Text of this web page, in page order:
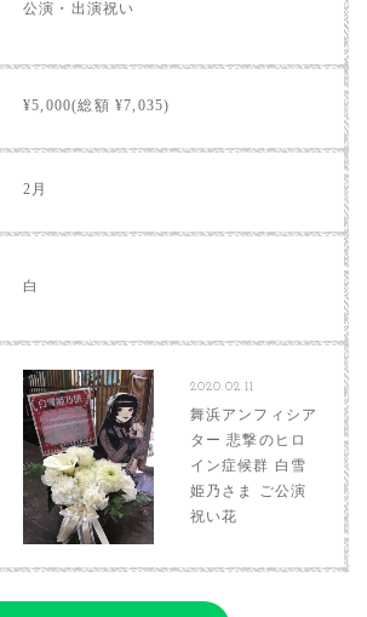
公演・出演祝い
¥5,000(総額 ¥7,035)
2月
白
2020.02.11
舞浜アンフィシア
ター 悲撃のヒロ
イン症候群 白雪
姫乃さま ご公演
祝い花